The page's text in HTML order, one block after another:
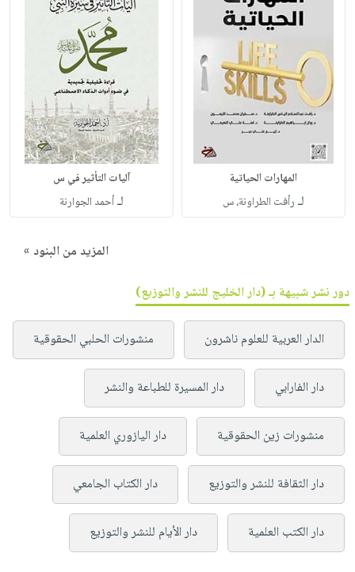
المهارات الحياتية
لـ رأفت الطراونة، س
آليات التأثير في س
لـأحمد الجوارنة
المزيد من البنود »
دور نشر شبيهة بـ (دار الخليج للنشر والتوزيع)
الدار العربية للعلوم ناشرون منشورات الحلبي الحقوقية
دار الفارابي دار المسيرة للطباعة والنشر
منشورات زين الحقوقية دار اليازوري العلمية
دار الثقافة للنشر والتوزيع دار الكتاب الجامعي
دار الكتب العلمية دار الأيام للنشر والتوزيع